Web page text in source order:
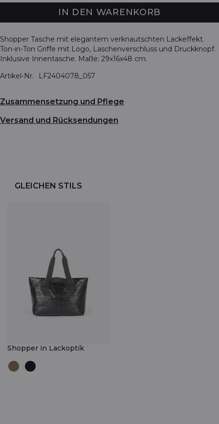
IN DEN WARENKORB
Shopper Tasche mit elegantem verknautschten Lackeffekt.
Ton-in-Ton Griffe mit Logo, Laschenverschluss und Druckknopf.
Inklusive Innentasche. Maße: 29x16x48 cm.
Artikel-Nr.
LF2404078_057
Zusammensetzung und Pflege
Versand und Rücksendungen
GLEICHEN STILS
Shopper in Lackoptik